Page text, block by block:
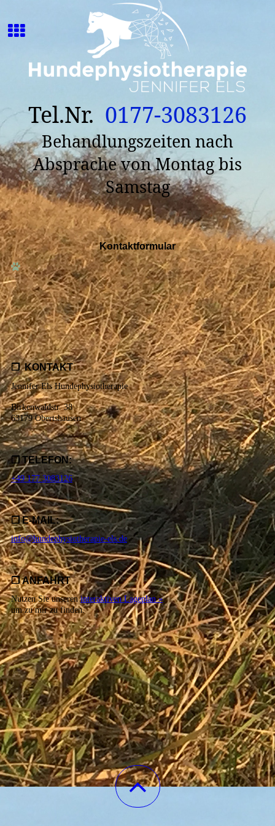
Tel.Nr. 0177-3083126
Behandlungszeiten nach
Absprache von Montag bis
Samstag
Kontaktformular
❐ KONTAKT
Jennifer Els Hundephysiotherapie
Birkenwaldstr. 38
63179 Obertshausen
❐ TELEFON:
+49 177 3083126
❐ E-MAIL:
info@hundephysiotherapie-els.de
❐ANFAHRT
Nutzen Sie unsereninteraktiven La­ge­plan »,
um zu mir zu finden.